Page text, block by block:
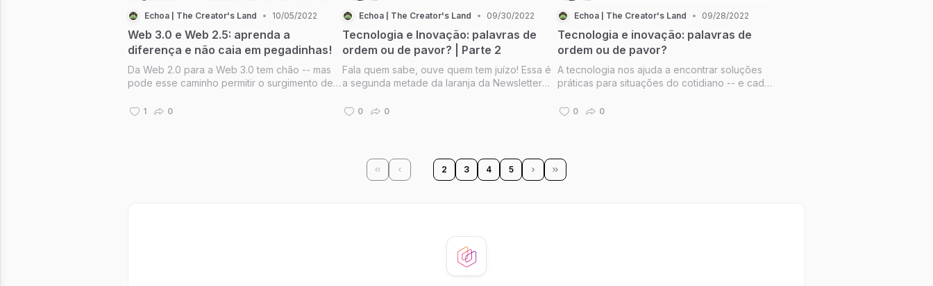
Echoa | The Creator's Land • 10/05/2022
Web 3.0 e Web 2.5: aprenda a
diferença e não caia em pegadinhas!
Da Web 2.0 para a Web 3.0 tem chão -- mas
pode esse caminho permitir o surgimento de
1 0
Echoa | The Creator's Land • 09/30/2022
Tecnologia e Inovação: palavras de
ordem ou de pavor? | Parte 2
Fala quem sabe, ouve quem tem juízo! Essa é
a segunda metade da laranja da Newsletter
especialistas e embaixadores da Echoa sobre
0 0
Echoa | The Creator's Land • 09/28/2022
Tecnologia e inovação: palavras de
ordem ou de pavor?
A tecnologia nos ajuda a encontrar soluções
práticas para situações do cotidiano -- e cada
mesmo problema. Como não se perder em
0 0
2 3 4 5